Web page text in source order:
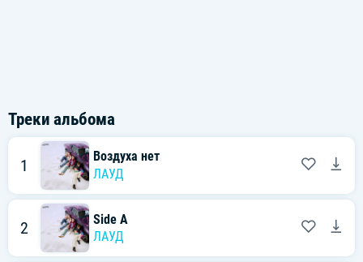
Треки альбома
1
Воздуха нет
ЛАУД
2
Side A
ЛАУД